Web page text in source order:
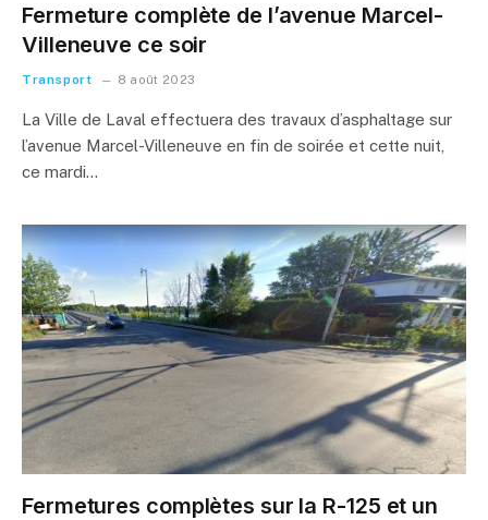
Fermeture complète de l’avenue Marcel-
Villeneuve ce soir
Transport 8 août 2023
La Ville de Laval effectuera des travaux d’asphaltage sur
l’avenue Marcel-Villeneuve en fin de soirée et cette nuit,
ce mardi…
Fermetures complètes sur la R-125 et un